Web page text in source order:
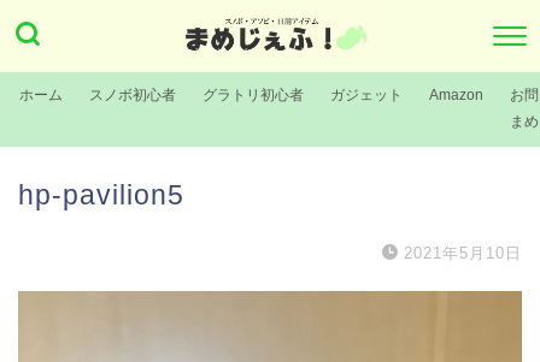
ホーム スノボ初心者 グラトリ初心者 ガジェット Amazon
お
ま
hp-pavilion5
2021年5月10日